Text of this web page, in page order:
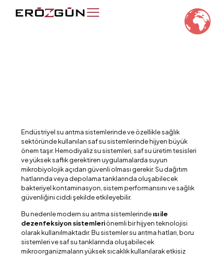
Endüstriyel su arıtma sistemlerinde ve özellikle sağlık
sektöründe kullanılan saf su sistemlerinde hijyen büyük
önem taşır. Hemodiyaliz su sistemleri, saf su üretim tesisleri
ve yüksek saflık gerektiren uygulamalarda suyun
mikrobiyolojik açıdan güvenli olması gerekir. Su dağıtım
hatlarında veya depolama tanklarında oluşabilecek
bakteriyel kontaminasyon, sistem performansını ve sağlık
güvenliğini ciddi şekilde etkileyebilir.
Bu nedenle modern su arıtma sistemlerindeısı ile
dezenfeksiyon sistemleriönemli bir hijyen teknolojisi
olarak kullanılmaktadır. Bu sistemler su arıtma hatları, boru
sistemleri ve saf su tanklarında oluşabilecek
mikroorganizmaların yüksek sıcaklık kullanılarak etkisiz